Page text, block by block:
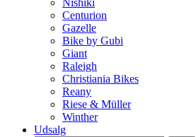
Nishiki
Centurion
Gazelle
Bike by Gubi
Giant
Raleigh
Christiania Bikes
Reany
Riese & Müller
Winther
Udsalg